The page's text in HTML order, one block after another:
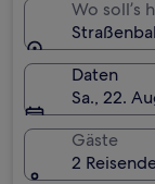
Wo soll’s
Daten
Sa., 22.
Gäste
2